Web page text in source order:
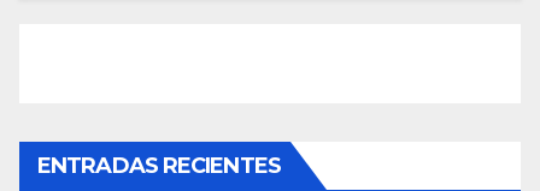
ENTRADAS RECIENTES